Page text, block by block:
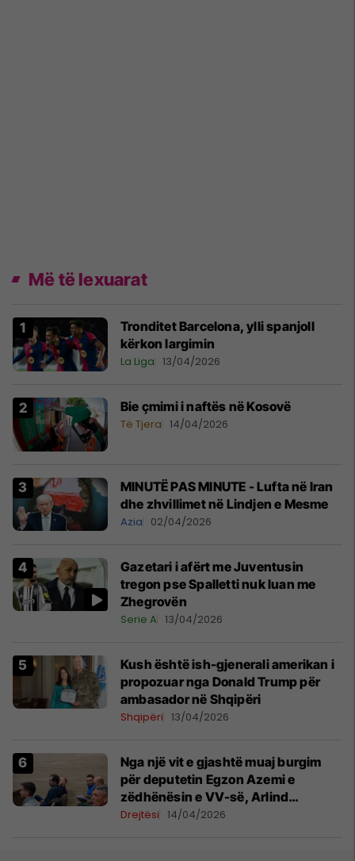
Më të lexuarat
Tronditet Barcelona, ylli spanjoll
kërkon largimin
La Liga 13/04/2026
Bie çmimi i naftës në Kosovë
Të Tjera 14/04/2026
MINUTË PAS MINUTE - Lufta në Iran
dhe zhvillimet në Lindjen e Mesme
Azia 02/04/2026
Gazetari i afërt me Juventusin
tregon pse Spalletti nuk luan me
Zhegrovën
Serie A 13/04/2026
Kush është ish-gjenerali amerikan i
propozuar nga Donald Trump për
ambasador në Shqipëri
Shqipëri 13/04/2026
Nga një vit e gjashtë muaj burgim
për deputetin Egzon Azemi e
zëdhënësin e VV-së, Arlind
Manxhuka
Drejtësi 14/04/2026